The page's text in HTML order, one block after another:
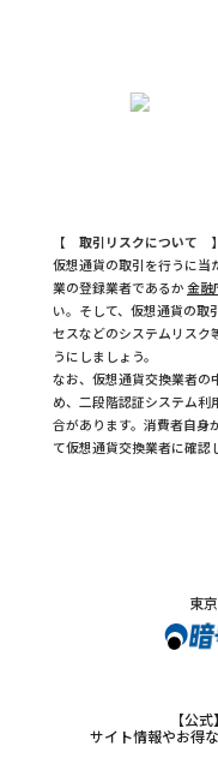
【 取引リスクについて 】
仮想通貨の取引を行うに当
業の登録業者であるか金融
い。そして、仮想通貨の取
セスなどのシステムリスク
うにしましょう。
なお、仮想通貨交換業者の
め、二段階認証システム利
合があります。消費者自身
て仮想通貨交換業者に確認
東
【公
サイト情報やお得